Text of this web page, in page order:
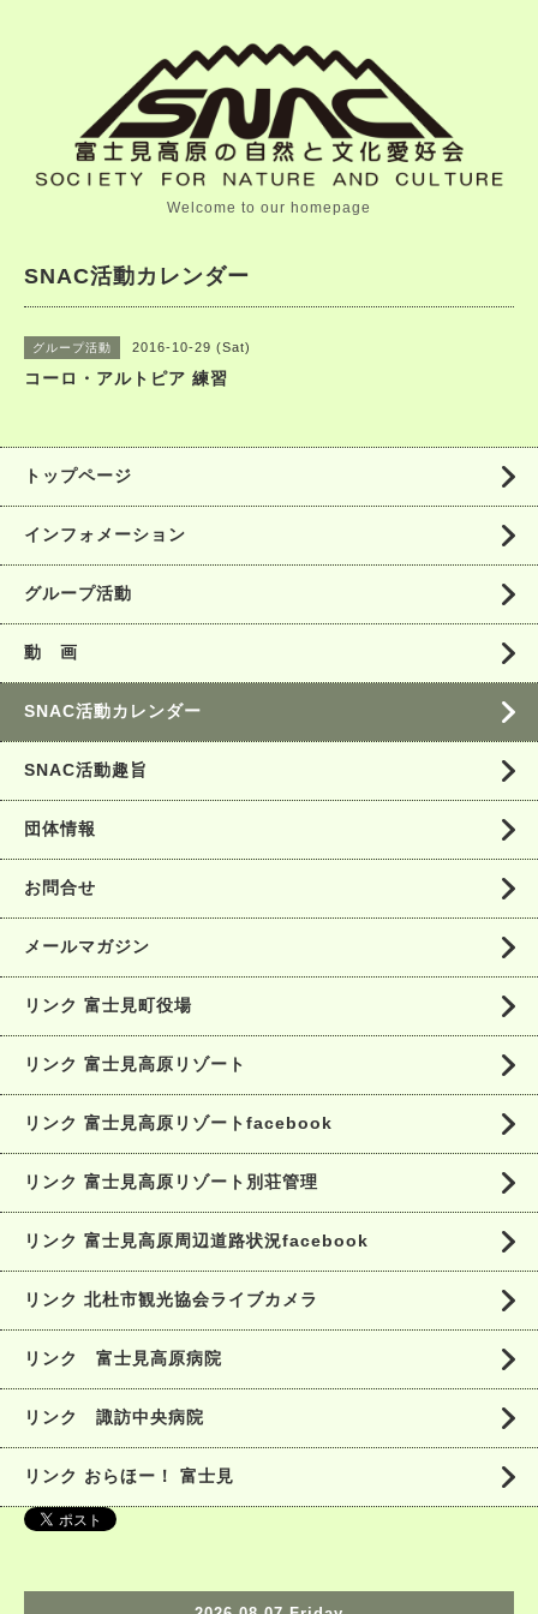
Welcome to our homepage
SNAC活動カレンダー
グループ活動 2016-10-29 (Sat)
コーロ・アルトピア 練習
トップページ
インフォメーション
グループ活動
動 画
SNAC活動カレンダー
SNAC活動趣旨
団体情報
お問合せ
メールマガジン
リンク 富士見町役場
リンク 富士見高原リゾート
リンク 富士見高原リゾートfacebook
リンク 富士見高原リゾート別荘管理
リンク 富士見高原周辺道路状況facebook
リンク 北杜市観光協会ライブカメラ
リンク 富士見高原病院
リンク 諏訪中央病院
リンク おらほー！ 富士見